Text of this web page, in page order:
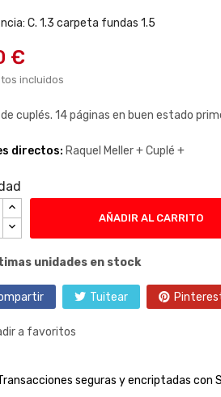
C. 1.3 carpeta fundas 1.5
€
incluidos
cuplés. 14 páginas en buen estado
directos: Raquel Meller +Cuplé +
AÑADIR AL CARRITO
unidades en stock
Tuitear
a favoritos
seguras y encriptadas con